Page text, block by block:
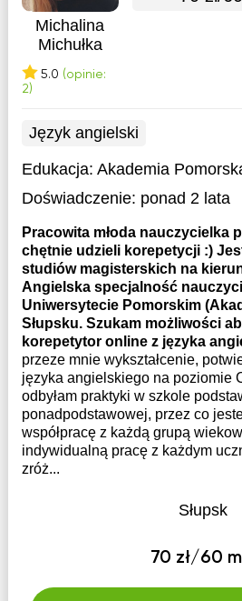
Michalina
Michułka
5.0 (opinie:
2)
Język angielski
Edukacja: Akademia
Doświadczenie: ponad 2 lata
Pracowita młoda nauczycielka
chętnie udzieli korepetycji :)
studiów magisterskich na
Angielska specjalność
Uniwersytecie Pomorskim
Słupsku. Szukam możliwości
korepetytor online z języka
przeze mnie wykształcenie,
języka angielskiego na poziomie
odbyłam praktyki w szkole
ponadpodstawowej, przez co
współpracę z każdą grupą
indywidualną pracę z każdym
zróż...
Słupsk
70 zł/60